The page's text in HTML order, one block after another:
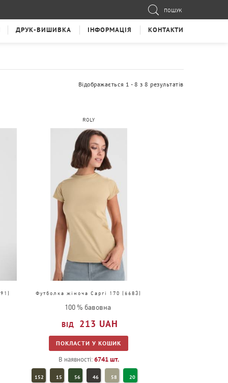
ПОШУК
ДРУК-ВИШИВКА ІНФОРМАЦІЯ КОНТАКТИ
Відображається 1 - 8 з 8 результатів
ROLY
Футболка жіноча Capri 170 (6683)
100 % бавовна
213 UAH
ПОКЛАСТИ У КОШИК
В наявності:6741шт.
152 15 56 46 58 20